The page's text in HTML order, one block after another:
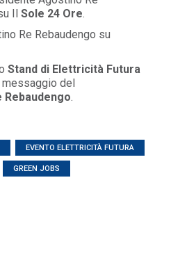
Il Sole 24 Ore.
Re Rebaudengo su
Stand di Elettricità Futura
messaggio del
Rebaudengo.
EVENTO ELETTRICITÀ FUTURA
GREEN JOBS